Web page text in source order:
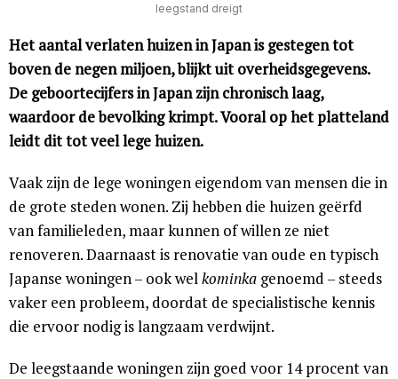
leegstand dreigt
Het aantal verlaten huizen in Japan is gestegen tot
boven de negen miljoen, blijkt uit overheidsgegevens.
De geboortecijfers in Japan zijn chronisch laag,
waardoor de bevolking krimpt. Vooral op het platteland
leidt dit tot veel lege huizen.
Vaak zijn de lege woningen eigendom van mensen die in
de grote steden wonen. Zij hebben die huizen geërfd
van familieleden, maar kunnen of willen ze niet
renoveren. Daarnaast is renovatie van oude en typisch
Japanse woningen – ook welkominka genoemd – steeds
vaker een probleem, doordat de specialistische kennis
die ervoor nodig is langzaam verdwijnt.
De leegstaande woningen zijn goed voor 14 procent van